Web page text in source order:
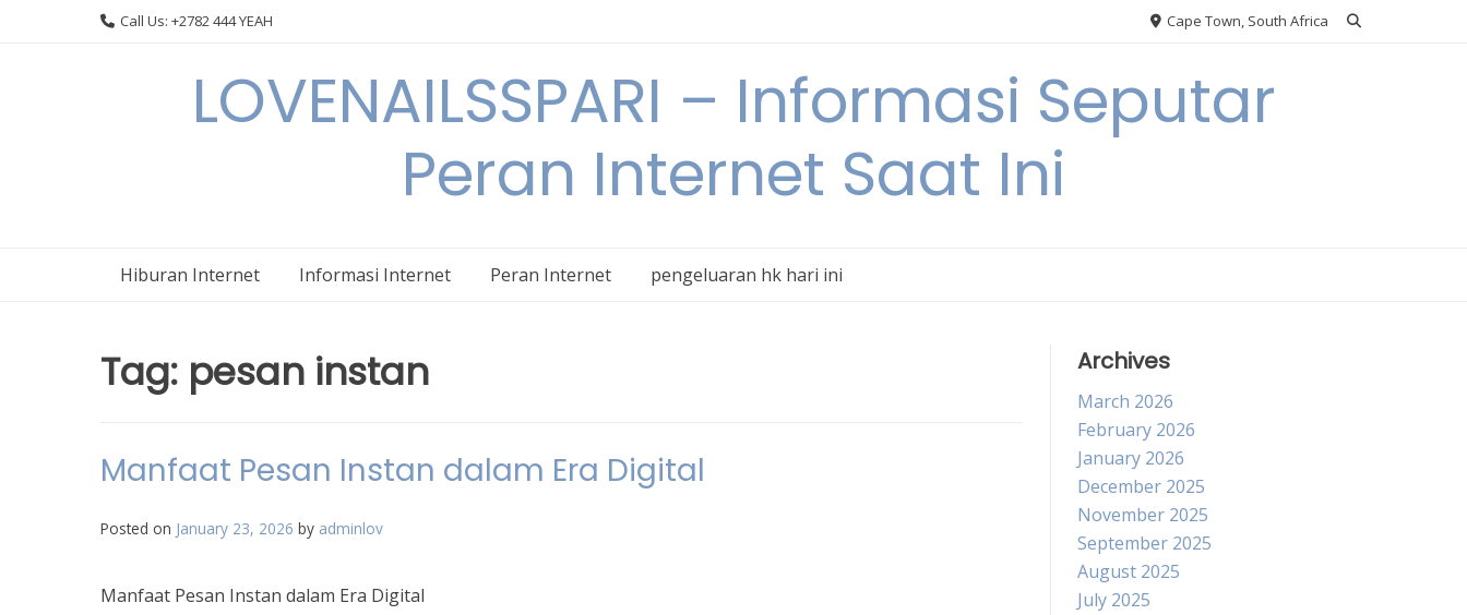
Call Us: +2782 444 YEAH Cape Town, South Africa
LOVENAILSSPARI – Informasi Seputar
Peran Internet Saat Ini
Hiburan Internet Informasi Internet Peran Internet pengeluaran hk hari ini
Tag: pesan instan
Manfaat Pesan Instan dalam Era Digital
Posted on January 23, 2026 by adminlov
Manfaat Pesan Instan dalam Era Digital
Archives
March 2026
February 2026
January 2026
December 2025
November 2025
September 2025
August 2025
July 2025